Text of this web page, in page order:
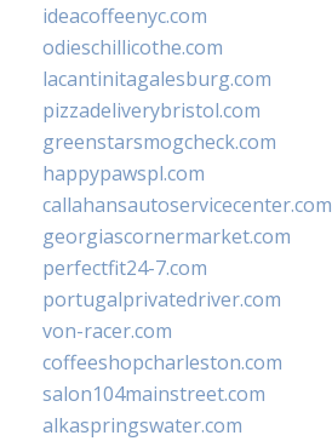
ideacoffeenyc.com
odieschillicothe.com
lacantinitagalesburg.com
pizzadeliverybristol.com
greenstarsmogcheck.com
happypawspl.com
callahansautoservicecenter.com
georgiascornermarket.com
perfectfit24-7.com
portugalprivatedriver.com
von-racer.com
coffeeshopcharleston.com
salon104mainstreet.com
alkaspringswater.com